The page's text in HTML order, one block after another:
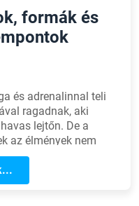
formák és
és adrenalinnal teli
ragadnak, aki
lejtőn. De a
az élmények nem
vagy haladó
formájának és
nagyban